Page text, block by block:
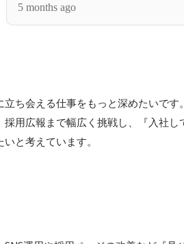
5 months ago
ち会える仕事をもっと深めたいです。
用広報まで幅広く挑戦し、『入社し
と考えています。